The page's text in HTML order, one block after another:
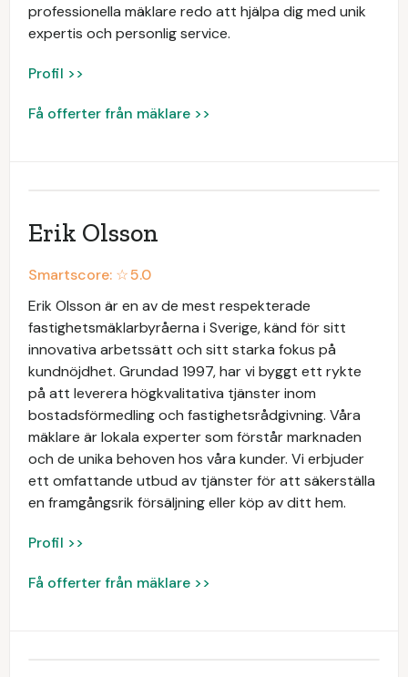
professionella mäklare redo att hjälpa dig med unik
expertis och personlig service.
Profil >>
Få offerter från mäklare >>
Erik Olsson
Smartscore: ☆5.0
Erik Olsson är en av de mest respekterade
fastighetsmäklarbyråerna i Sverige, känd för sitt
innovativa arbetssätt och sitt starka fokus på
kundnöjdhet. Grundad 1997, har vi byggt ett rykte
på att leverera högkvalitativa tjänster inom
bostadsförmedling och fastighetsrådgivning. Våra
mäklare är lokala experter som förstår marknaden
och de unika behoven hos våra kunder. Vi erbjuder
ett omfattande utbud av tjänster för att säkerställa
en framgångsrik försäljning eller köp av ditt hem.
Profil >>
Få offerter från mäklare >>